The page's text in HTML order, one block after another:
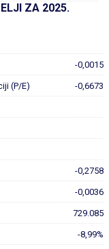
ZA 2025.
-0,0015
(P/E) -0,6673
-0,2758
-0,0036
729.085
-8,99%